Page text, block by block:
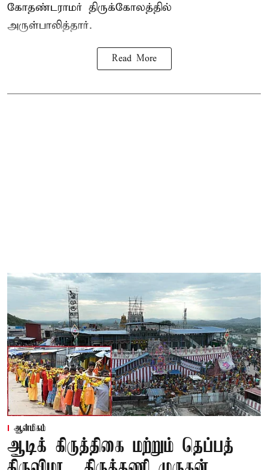
கோதண்டராமர் திருக்கோலத்தில்
அருள்பாலித்தார்.
Read More
ஆன்மிகம்
ஆடிக் கிருத்திகை மற்றும் தெப்பத்